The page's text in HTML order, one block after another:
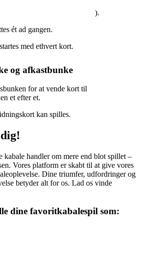
).
ét ad gangen.
med ethvert kort.
og afkastbunke
for at vende kort til
et efter et.
kan spilles.
kabale handler om mere end blot spillet –
Vores platform er skabt til at give vores
Dine triumfer, udfordringer og
betyder alt for os. Lad os vinde
dine favoritkabalespil som: